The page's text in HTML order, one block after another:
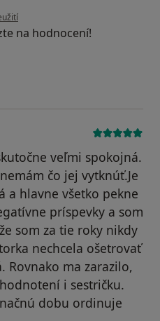
uživatele Váš účet byl odstraněn
na hodnocení!
veľmi spokojná.
čo jej vytknúť.Je
a hlavne všetko pekne
príspevky a som
som za tie roky nikdy
nechcela ošetrovať
Rovnako ma zarazilo,
i sestričku.
dobu ordinuje